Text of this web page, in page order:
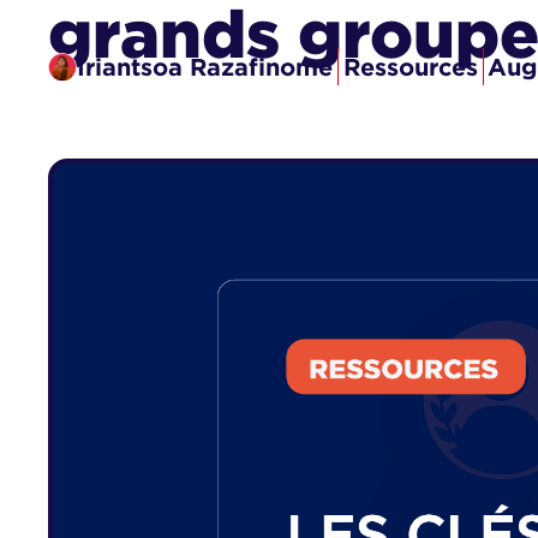
grands
Iriantsoa Razafinome Ressources